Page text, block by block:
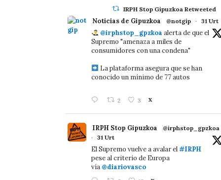
IRPH Stop Gipuzkoa Retweeted
Noticias de Gipuzkoa @notgip · 31 Urt
@irphstop_gpzkoa alerta de que el
Supremo "amenaza a miles de
consumidores con una condena"
La plataforma asegura que se han
conocido un mínimo de 77 autos
2 3 X
IRPH Stop Gipuzkoa
@irphstop_gpzkoa
·
31 Urt
El Supremo vuelve a avalar el#IRPH
pese al criterio de Europa
vía @diariovasco